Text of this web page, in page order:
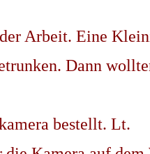
Arbeit. Eine
Dann
bestellt. Lt.